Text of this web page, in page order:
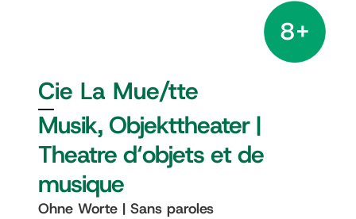
8+
Cie La Mue/tte
Musik, Objekttheater |
Theatre d‘objets et de
musique
Ohne Worte | Sans paroles